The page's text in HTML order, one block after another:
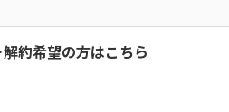
解約希望の方はこちら